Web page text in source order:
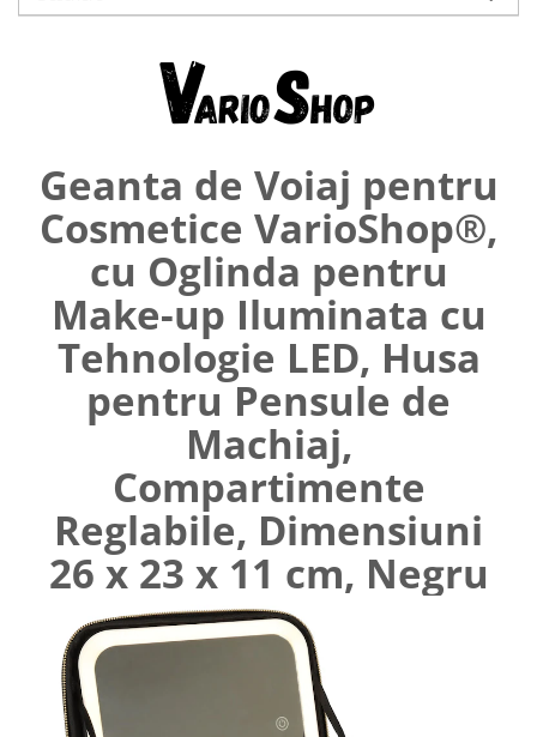
Umerase pentru haine si suporturi
Decoratiuni si petreceri
Ceasuri decorative
Crăciun 2025
Geanta de Voiaj pentru
Cosmetice VarioShop®,
cu Oglinda pentru
Make-up Iluminata cu
Tehnologie LED, Husa
pentru Pensule de
Machiaj,
Compartimente
Reglabile, Dimensiuni
26 x 23 x 11 cm, Negru